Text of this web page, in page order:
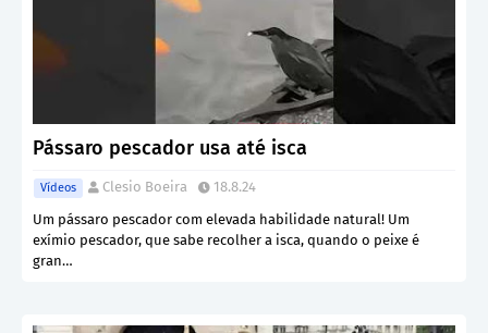
Pássaro pescador usa até isca
Vídeos Clesio Boeira
18.8.24
Um pássaro pescador com elevada habilidade natural! Um
exímio pescador, que sabe recolher a isca, quando o peixe é
gran…